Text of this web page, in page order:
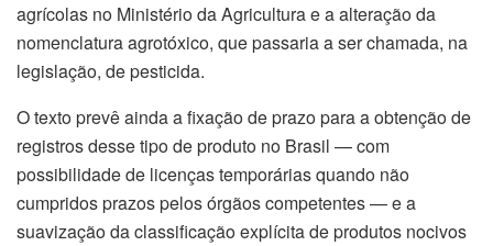
agrícolas no Ministério da Agricultura e a alteração da
nomenclatura agrotóxico, que passaria a ser chamada, na
legislação, de pesticida.
O texto prevê ainda a fixação de prazo para a obtenção de
registros desse tipo de produto no Brasil — com
possibilidade de licenças temporárias quando não
cumpridos prazos pelos órgãos competentes — e a
suavização da classificação explícita de produtos nocivos